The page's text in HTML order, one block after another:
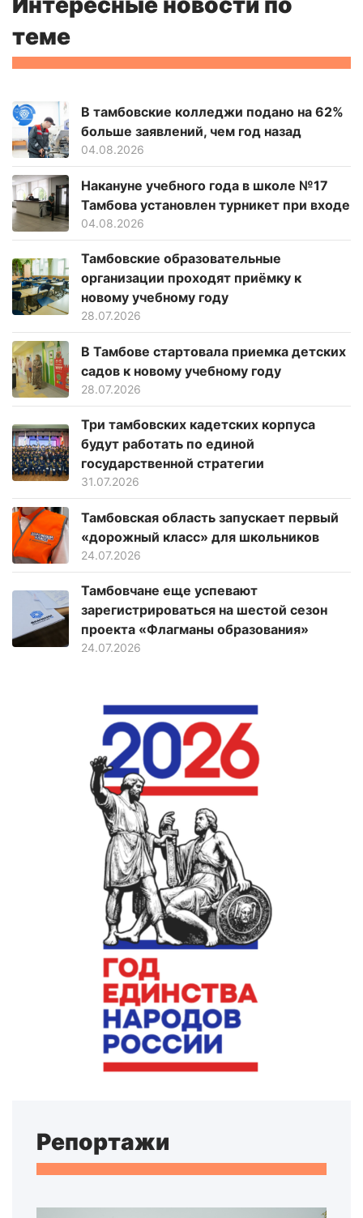
теме
В тамбовские колледжи подано на 62%
больше заявлений, чем год назад
04.08.2026
Накануне учебного года в школе №17
Тамбова установлен турникет при входе
04.08.2026
Тамбовские образовательные
организации проходят приёмку к
новому учебному году
28.07.2026
В Тамбове стартовала приемка детских
садов к новому учебному году
28.07.2026
Три тамбовских кадетских корпуса
будут работать по единой
государственной стратегии
31.07.2026
Тамбовская область запускает первый
«дорожный класс» для школьников
24.07.2026
Тамбовчане еще успевают
зарегистрироваться на шестой сезон
проекта «Флагманы образования»
24.07.2026
Репортажи